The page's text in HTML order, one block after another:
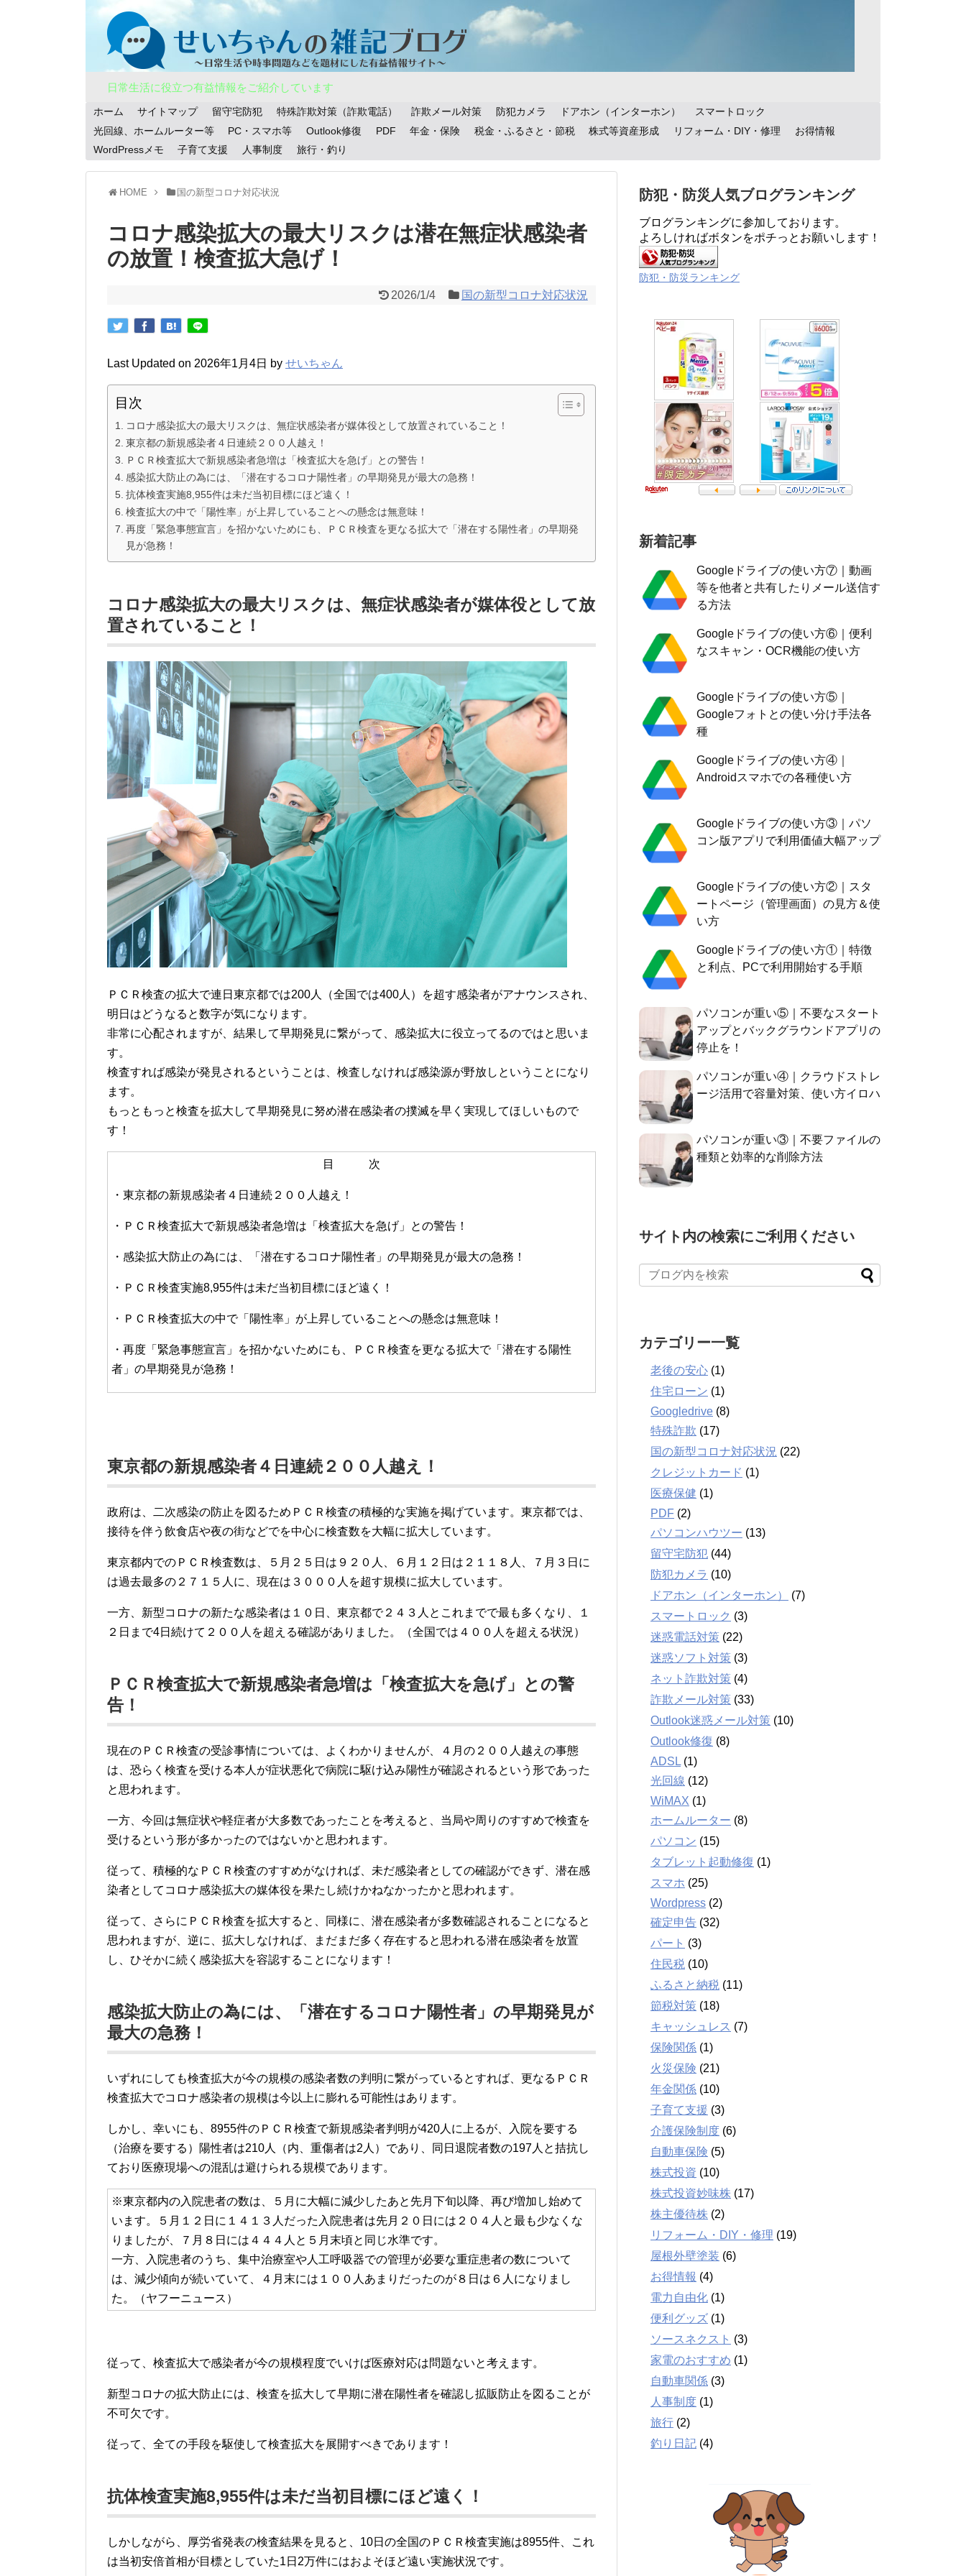
日常生活に役立つ有益情報をご紹介しています
ホーム サイトマップ 留守宅防犯 特殊詐欺対策（詐欺電話） 詐欺メール対策 防犯カメラ ドアホン（インターホン）
スマートロック
光回線、ホームルーター等
PC・スマホ等 Outlook修復 PDF 年金・保険 税金・ふるさと・節税 株式等資産形成 リフォーム・DIY・修理
お得情報
WordPressメモ
子育て支援 人事制度 旅行・釣り
HOME 国の新型コロナ対応状況
コロナ感染拡大の最大リスクは潜在無症状感染者
の放置！検査拡大急げ！
2026/1/4 国の新型コロナ対応状況
Last Updated on 2026年1月4日 by せいちゃん
目次
コロナ感染拡大の最大リスクは、無症状感染者が媒体役として放置されていること！
東京都の新規感染者４日連続２００人越え！
ＰＣＲ検査拡大で新規感染者急増は「検査拡大を急げ」との警告！
感染拡大防止の為には、「潜在するコロナ陽性者」の早期発見が最大の急務！
抗体検査実施8,955件は未だ当初目標にほど遠く！
検査拡大の中で「陽性率」が上昇していることへの懸念は無意味！
再度「緊急事態宣言」を招かないためにも、ＰＣＲ検査を更なる拡大で「潜在する陽性者」の早期発
見が急務！
コロナ感染拡大の最大リスクは、無症状感染者が媒体役として放
置されていること！
ＰＣＲ検査の拡大で連日東京都では200人（全国では400人）を超す感染者がアナウンスされ、
明日はどうなると数字が気になります。
非常に心配されますが、結果して早期発見に繋がって、感染拡大に役立ってるのではと思いま
す。
検査すれば感染が発見されるということは、検査しなければ感染源が野放しということになり
ます。
もっともっと検査を拡大して早期発見に努め潜在感染者の撲滅を早く実現してほしいもので
す！
目 次
・東京都の新規感染者４日連続２００人越え！
・ＰＣＲ検査拡大で新規感染者急増は「検査拡大を急げ」との警告！
・感染拡大防止の為には、「潜在するコロナ陽性者」の早期発見が最大の急務！
・ＰＣＲ検査実施8,955件は未だ当初目標にほど遠く！
・ＰＣＲ検査拡大の中で「陽性率」が上昇していることへの懸念は無意味！
・再度「緊急事態宣言」を招かないためにも、ＰＣＲ検査を更なる拡大で「潜在する陽性
者」の早期発見が急務！
東京都の新規感染者４日連続２００人越え！
政府は、二次感染の防止を図るためＰＣＲ検査の積極的な実施を掲げています。東京都では、
接待を伴う飲食店や夜の街などでを中心に検査数を大幅に拡大しています。
東京都内でのＰＣＲ検査数は、５月２５日は９２０人、６月１２日は２１１８人、７月３日に
は過去最多の２７１５人に、現在は３０００人を超す規模に拡大しています。
一方、新型コロナの新たな感染者は１０日、東京都で２４３人とこれまでで最も多くなり、１
２日まで4日続けて２００人を超える確認がありました。（全国では４００人を超える状況）
ＰＣＲ検査拡大で新規感染者急増は「検査拡大を急げ」との警
告！
現在のＰＣＲ検査の受診事情については、よくわかりませんが、４月の２００人越えの事態
は、恐らく検査を受ける本人が症状悪化で病院に駆け込み陽性が確認されるという形であった
と思われます。
一方、今回は無症状や軽症者が大多数であったことを考えると、当局や周りのすすめで検査を
受けるという形が多かったのではないかと思われます。
従って、積極的なＰＣＲ検査のすすめがなければ、未だ感染者としての確認ができず、潜在感
染者としてコロナ感染拡大の媒体役を果たし続けかねなかったかと思われます。
従って、さらにＰＣＲ検査を拡大すると、同様に、潜在感染者が多数確認されることになると
思われますが、逆に、拡大しなければ、まだまだ多く存在すると思われる潜在感染者を放置
し、ひそかに続く感染拡大を容認することになります！
感染拡大防止の為には、「潜在するコロナ陽性者」の早期発見が
最大の急務！
いずれにしても検査拡大が今の規模の感染者数の判明に繋がっているとすれば、更なるＰＣＲ
検査拡大でコロナ感染者の規模は今以上に膨れる可能性はあります。
しかし、幸いにも、8955件のＰＣＲ検査で新規感染者判明が420人に上るが、入院を要する
（治療を要する）陽性者は210人（内、重傷者は2人）であり、同日退院者数の197人と拮抗し
ており医療現場への混乱は避けられる規模であります。
※東京都内の入院患者の数は、５月に大幅に減少したあと先月下旬以降、再び増加し始めて
います。５月１２日に１４１３人だった入院患者は先月２０日には２０４人と最も少なくな
りましたが、７月８日には４４４人と５月末頃と同じ水準です。
一方、入院患者のうち、集中治療室や人工呼吸器での管理が必要な重症患者の数について
は、減少傾向が続いていて、４月末には１００人あまりだったのが８日は６人になりまし
た。（ヤフーニュース）
従って、検査拡大で感染者が今の規模程度でいけば医療対応は問題ないと考えます。
新型コロナの拡大防止には、検査を拡大して早期に潜在陽性者を確認し拡販防止を図ることが
不可欠です。
従って、全ての手段を駆使して検査拡大を展開すべきであります！
抗体検査実施8,955件は未だ当初目標にほど遠く！
しかしながら、厚労省発表の検査結果を見ると、10日の全国のＰＣＲ検査実施は8955件、これ
は当初安倍首相が目標としていた1日2万件にはおよそほど遠い実施状況です。
防犯・防災人気ブログランキング
ブログランキングに参加しております。
よろしければボタンをポチっとお願いします！
防犯・防災ランキング
新着記事
Googleドライブの使い方⑦｜動画
等を他者と共有したりメール送信す
る方法
Googleドライブの使い方⑥｜便利
なスキャン・OCR機能の使い方
Googleドライブの使い方⑤｜
Googleフォトとの使い分け手法各
種
Googleドライブの使い方④｜
Androidスマホでの各種使い方
Googleドライブの使い方③｜パソ
コン版アプリで利用価値大幅アップ
Googleドライブの使い方②｜スタ
ートページ（管理画面）の見方＆使
い方
Googleドライブの使い方①｜特徴
と利点、PCで利用開始する手順
パソコンが重い⑤｜不要なスタート
アップとバックグラウンドアプリの
停止を！
パソコンが重い④｜クラウドストレ
ージ活用で容量対策、使い方イロハ
パソコンが重い③｜不要ファイルの
種類と効率的な削除方法
サイト内の検索にご利用ください
カテゴリー一覧
老後の安心 (1)
住宅ローン (1)
Googledrive (8)
特殊詐欺 (17)
国の新型コロナ対応状況 (22)
クレジットカード (1)
医療保健 (1)
PDF (2)
パソコンハウツー (13)
留守宅防犯 (44)
防犯カメラ (10)
ドアホン（インターホン）
(7)
スマートロック (3)
迷惑電話対策 (22)
迷惑ソフト対策 (3)
ネット詐欺対策 (4)
詐欺メール対策 (33)
Outlook迷惑メール対策 (10)
Outlook修復 (8)
ADSL (1)
光回線 (12)
WiMAX (1)
ホームルーター (8)
パソコン (15)
タブレット起動修復 (1)
スマホ (25)
Wordpress (2)
確定申告 (32)
パート (3)
住民税 (10)
ふるさと納税 (11)
節税対策 (18)
キャッシュレス (7)
保険関係 (1)
火災保険 (21)
年金関係 (10)
子育て支援 (3)
介護保険制度 (6)
自動車保険 (5)
株式投資 (10)
株式投資妙味株 (17)
株主優待株 (2)
リフォーム・DIY・修理 (19)
屋根外壁塗装 (6)
お得情報 (4)
電力自由化 (1)
便利グッズ (1)
ソースネクスト (3)
家電のおすすめ (1)
自動車関係 (3)
人事制度 (1)
旅行 (2)
釣り日記 (4)